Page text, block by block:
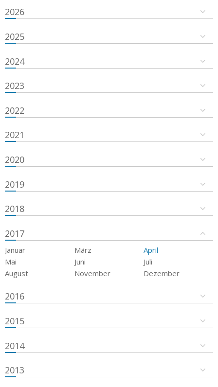
2026
2025
2024
2023
2022
2021
2020
2019
2018
2017
Januar März
April
Mai
Juni
Juli
August
November Dezember
2016
2015
2014
2013